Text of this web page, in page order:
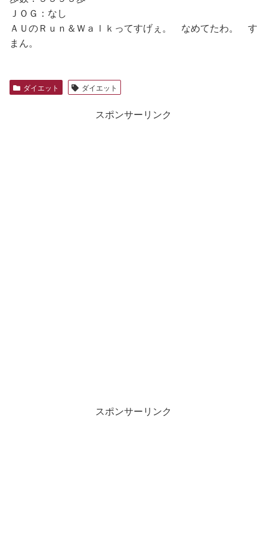
ＪＯＧ：なし
ＡＵのＲｕｎ＆Ｗａｌｋってすげぇ。 なめてたわ。 す
まん。
ダイエット ダイエット
スポンサーリンク
スポンサーリンク